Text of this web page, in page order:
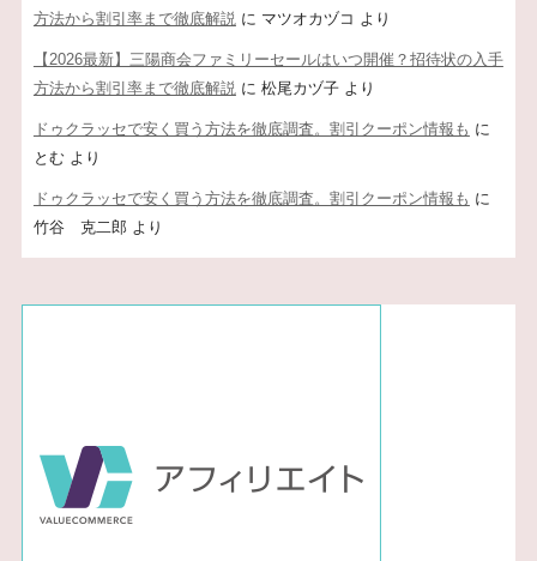
方法から割引率まで徹底解説 に マツオカヅコ より
【2026最新】三陽商会ファミリーセールはいつ開催？招待状の入手
方法から割引率まで徹底解説 に 松尾カヅ子より
ドゥクラッセで安く買う方法を徹底調査。割引クーポン情報も に
とむ より
ドゥクラッセで安く買う方法を徹底調査。割引クーポン情報も に
竹谷 克二郎 より